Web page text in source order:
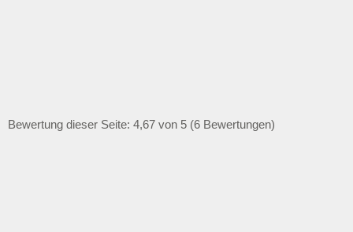
Bewertung dieser Seite: 4,67 von 5 (6 Bewertungen)